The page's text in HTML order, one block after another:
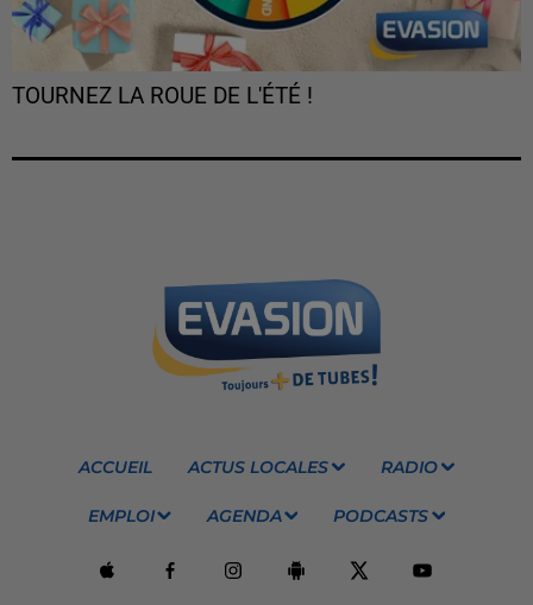
TOURNEZ LA ROUE DE L'ÉTÉ !
ACCUEIL ACTUS LOCALES RADIO
EMPLOI AGENDA PODCASTS